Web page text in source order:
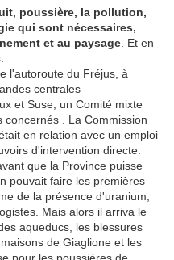
poussière, la pollution,
qui sont nécessaires,
et au paysage . Et en
l'autoroute du Fréjus, à
centrales
et Suse, un Comité mixte
. La Commission
en relation avec un emploi
d'intervention directe.
que la Province puisse
pouvait faire les premières
de la présence d'uranium,
Mais alors il arriva le
aqueducs, les blessures
de Giaglione et les
pour les poussières de